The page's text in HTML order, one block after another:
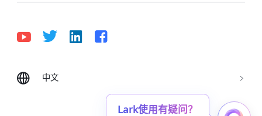
中文
Deutsch English
Português (Brasil)
Lark使用有疑问？